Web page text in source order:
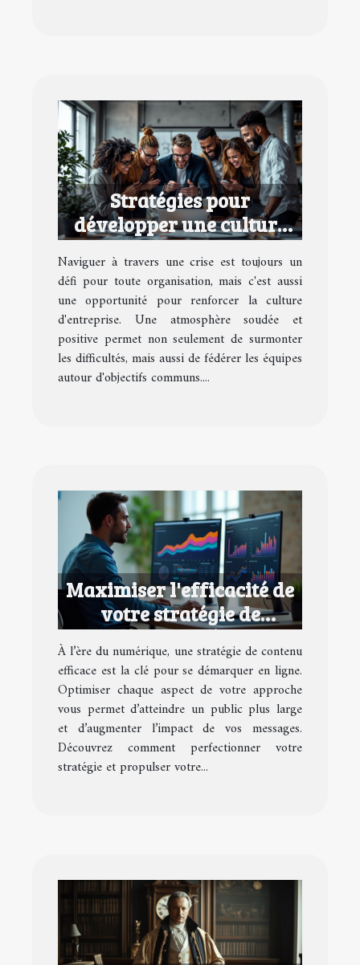
Stratégies pour
développer une culture
d'entreprise performante
en temps de crise
Naviguer à travers une crise est toujours un
défi pour toute organisation, mais c'est aussi
une opportunité pour renforcer la culture
d'entreprise. Une atmosphère soudée et
positive permet non seulement de surmonter
les difficultés, mais aussi de fédérer les équipes
autour d'objectifs communs....
Maximiser l'efficacité de
votre stratégie de
contenu numérique
À l’ère du numérique, une stratégie de contenu
efficace est la clé pour se démarquer en ligne.
Optimiser chaque aspect de votre approche
vous permet d’atteindre un public plus large
et d’augmenter l’impact de vos messages.
Découvrez comment perfectionner votre
stratégie et propulser votre...